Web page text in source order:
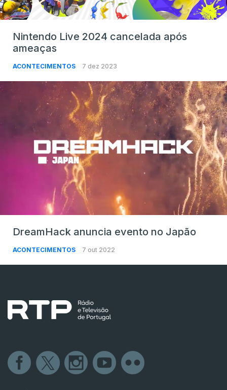
Nintendo Live 2024 cancelada após
ameaças
ACONTECIMENTOS 7 dez 2023
DreamHack anuncia evento no Japão
ACONTECIMENTOS 7 out 2022